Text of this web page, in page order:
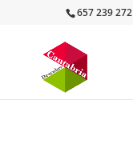
657 239 272